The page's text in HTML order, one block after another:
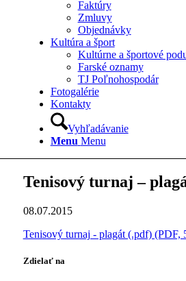
Faktúry
Zmluvy
Objednávky
Kultúra a šport
Kultúrne a športové
Farské oznamy
TJ Poľnohospodár
Fotogalérie
Kontakty
Vyhľadávanie
Menu Menu
Tenisový turnaj –
08.07.2015
Tenisový turnaj - plagát (.pdf) (PDF,
Zdielať na